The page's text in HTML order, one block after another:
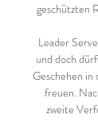
geschützten
Leader
und doch
Geschehen in
freuen.
zweite